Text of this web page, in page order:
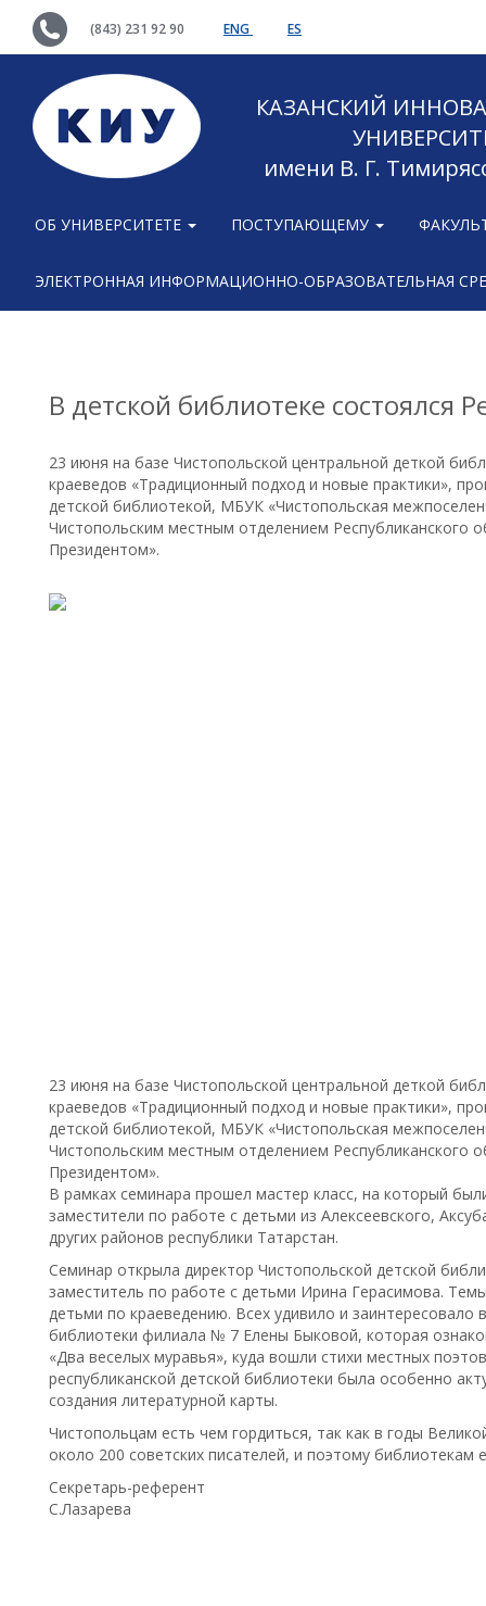
(843) 231 92 90 ENG ES
КАЗАНСКИЙ
имени В. Г.
ОБ УНИВЕРСИТЕТЕ ПОСТУПАЮЩЕМУ
ЭЛЕКТРОННАЯ ИНФОРМАЦИОННО-ОБРАЗОВАТЕЛЬНАЯ
В детской библиотеке состоялся
23 июня на базе Чистопольской центральной деткой
краеведов «Традиционный подход и новые практики»,
детской библиотекой, МБУК «Чистопольская
Чистопольским местным отделением Республиканского
Президентом».
23 июня на базе Чистопольской центральной деткой
краеведов «Традиционный подход и новые практики»,
детской библиотекой, МБУК «Чистопольская
Чистопольским местным отделением Республиканского
Президентом».
В рамках семинара прошел мастер класс, на который
заместители по работе с детьми из Алексеевского,
других районов республики Татарстан.
Семинар открыла директор Чистопольской детской
заместитель по работе с детьми Ирина Герасимова.
детьми по краеведению. Всех удивило и заинтересовало
библиотеки филиала № 7 Елены Быковой, которая
«Два веселых муравья», куда вошли стихи местных
республиканской детской библиотеки была особенно
создания литературной карты.
Чистопольцам есть чем гордиться, так как в годы
около 200 советских писателей, и поэтому библиотекам
Секретарь-референт
С.Лазарева